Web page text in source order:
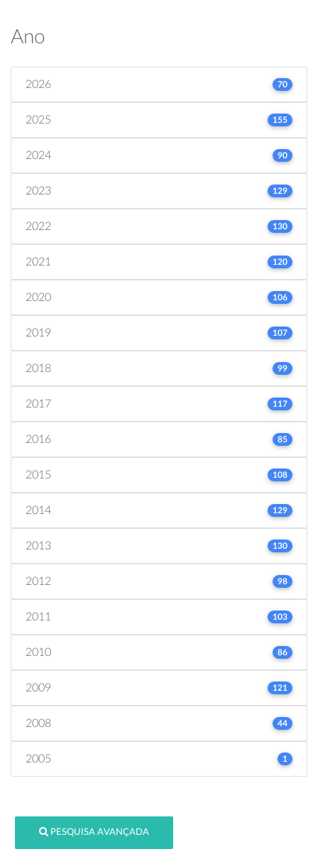
Ano
2026 70
2025 155
2024 90
2023 129
2022 130
2021 120
2020 106
2019 107
2018 99
2017 117
2016 85
2015 108
2014 129
2013 130
2012 98
2011 103
2010 86
2009 121
2008 44
2005 1
PESQUISA AVANÇADA